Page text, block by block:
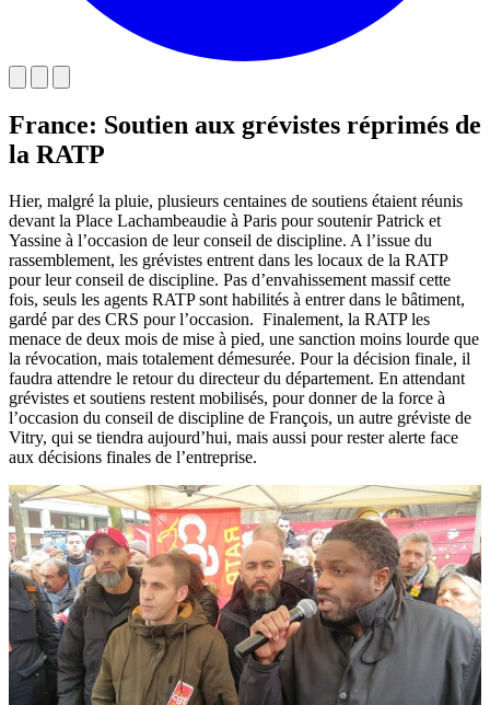
France: Soutien aux grévistes réprimés de
la RATP
Hier, malgré la pluie, plusieurs centaines de soutiens étaient réunis
devant la Place Lachambeaudie à Paris pour soutenir Patrick et
Yassine à l’occasion de leur conseil de discipline. A l’issue du
rassemblement, les grévistes entrent dans les locaux de la RATP
pour leur conseil de discipline. Pas d’envahissement massif cette
fois, seuls les agents RATP sont habilités à entrer dans le bâtiment,
gardé par des CRS pour l’occasion. Finalement, la RATP les
menace de deux mois de mise à pied, une sanction moins lourde que
la révocation, mais totalement démesurée. Pour la décision finale, il
faudra attendre le retour du directeur du département. En attendant
grévistes et soutiens restent mobilisés, pour donner de la force à
l’occasion du conseil de discipline de François, un autre gréviste de
Vitry, qui se tiendra aujourd’hui, mais aussi pour rester alerte face
aux décisions finales de l’entreprise.